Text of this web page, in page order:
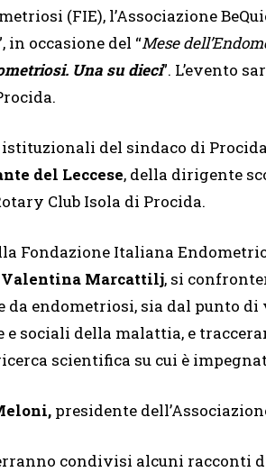
(FIE), l’Associazione
in occasione del “Mese
Una su dieci”. L’evento
del sindaco di
del Leccese, della dirigente
Club Isola di Procida.
Fondazione Italiana
Valentina Marcattilj, si
endometriosi, sia dal punto
sociali della malattia, e
scientifica su cui è
presidente
condivisi alcuni racconti